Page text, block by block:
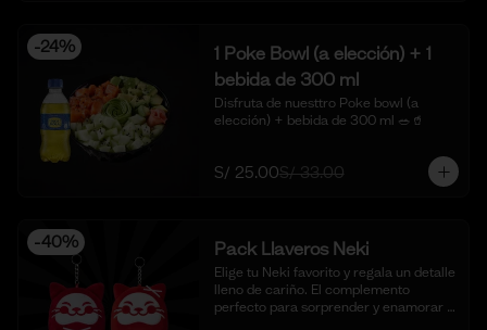
-24%
1 Poke Bowl (a elección) + 1
bebida de 300 ml
Disfruta de nuesttro Poke bowl (a
elección) + bebida de 300 ml 🥗🥤
S/ 25.00S/ 33.00
-40% Pack Llaveros Neki
Elige tu Neki favorito y regala un detalle
lleno de cariño. El complemento
perfecto para sorprender y enamorar